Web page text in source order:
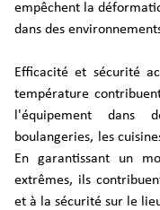
empêchent la
dans des
Efficacité et sécurité
température
l'équipement dans
boulangeries, les
En garantissant un
extrêmes, ils
et à la sécurité sur le